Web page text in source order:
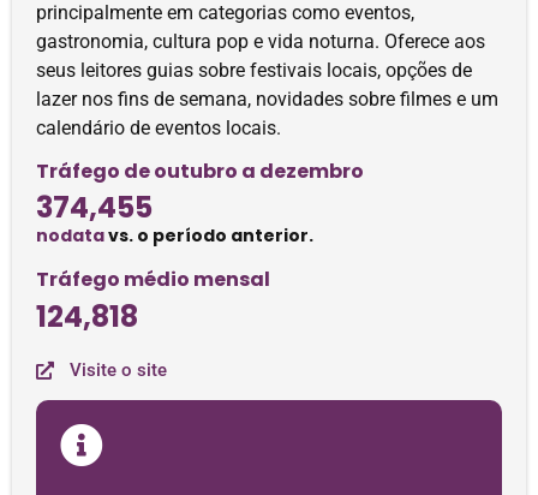
principalmente em categorias como eventos,
gastronomia, cultura pop e vida noturna. Oferece aos
seus leitores guias sobre festivais locais, opções de
lazer nos fins de semana, novidades sobre filmes e um
calendário de eventos locais.
Tráfego de outubro a dezembro
374,455
nodatavs. o período anterior.
Tráfego médio mensal
124,818
Visite o site